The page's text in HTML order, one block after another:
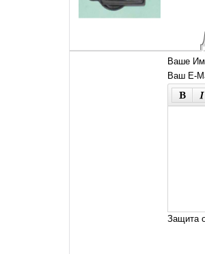
Ваше
Ваш E-
Защита